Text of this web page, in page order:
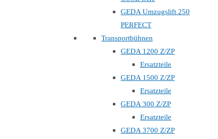
GEDA Umzugslift 250
PERFECT
Transportbühnen
GEDA 1200 Z/ZP
Ersatzteile
GEDA 1500 Z/ZP
Ersatzteile
GEDA 300 Z/ZP
Ersatzteile
GEDA 3700 Z/ZP